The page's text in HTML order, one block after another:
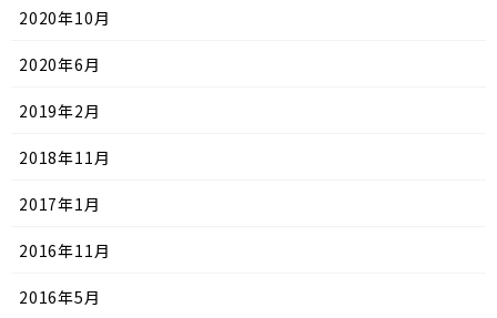
2020年10月
2020年6月
2019年2月
2018年11月
2017年1月
2016年11月
2016年5月